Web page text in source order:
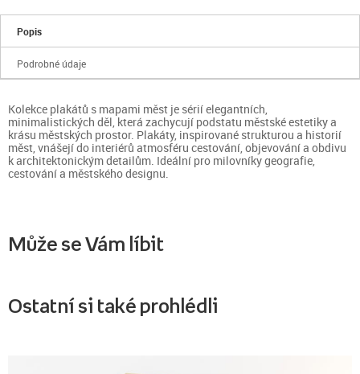
Popis
Podrobné údaje
Kolekce plakátů s mapami měst je sérií elegantních,
minimalistických děl, která zachycují podstatu městské estetiky a
krásu městských prostor. Plakáty, inspirované strukturou a historií
měst, vnášejí do interiérů atmosféru cestování, objevování a obdivu
k architektonickým detailům. Ideální pro milovníky geografie,
cestování a městského designu.
Může se Vám líbit
Ostatní si také prohlédli